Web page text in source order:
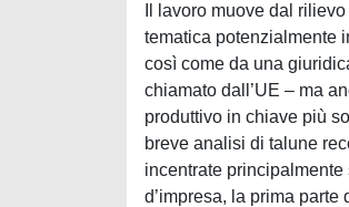
Il lavoro muove dal
tematica potenzialmente
così come da una
chiamato dall’UE – ma
produttivo in chiave più
breve analisi di talune
incentrate
d’impresa, la prima